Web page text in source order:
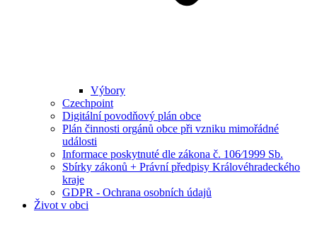
Výbory
Czechpoint
Digitální povodňový plán obce
Plán činnosti orgánů obce při vzniku mimořádné
události
Informace poskytnuté dle zákona č. 106⁄1999 Sb.
Sbírky zákonů + Právní předpisy Královéhradeckého
kraje
GDPR - Ochrana osobních údajů
Život v obci